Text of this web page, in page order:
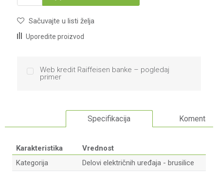
Sačuvajte u listi želja
Uporedite proizvod
Web kredit Raiffeisen banke – pogledaj
primer
Specifikacija Komentari
Karakteristika
Vrednost
Kategorija
Delovi električnih uređaja - brusilice